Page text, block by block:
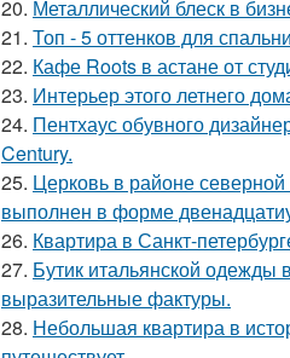
20. Металлический блеск в
21. Топ - 5 оттенков для
22. Кафе Roots в астане от
23. Интерьер этого летнего
24. Пентхаус обувного
Century.
25. Церковь в районе
выполнен в форме
26. Квартира в Санкт-
27. Бутик итальянской
выразительные фактуры.
28. Небольшая квартира в